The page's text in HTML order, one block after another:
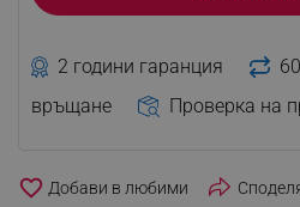
2 години гаранция
връщане
Проверка на
favorite_border